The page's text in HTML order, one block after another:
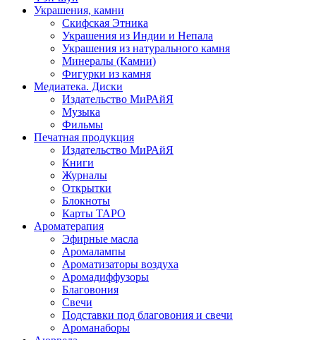
Украшения, камни
Скифская Этника
Украшения из Индии и Непала
Украшения из натурального камня
Минералы (Камни)
Фигурки из камня
Медиатека. Диски
Издательство МиРАйЯ
Музыка
Фильмы
Печатная продукция
Издательство МиРАйЯ
Книги
Журналы
Открытки
Блокноты
Карты ТАРО
Ароматерапия
Эфирные масла
Аромалампы
Ароматизаторы воздуха
Аромадиффузоры
Благовония
Свечи
Подставки под благовония и свечи
Ароманаборы